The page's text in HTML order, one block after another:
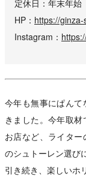
定休日
年末年始
HP
https://
Instagram
今年も無事にぱん
きました。今年取
お店など、ライタ
のシュトーレン選び
引き続き、楽しいホ